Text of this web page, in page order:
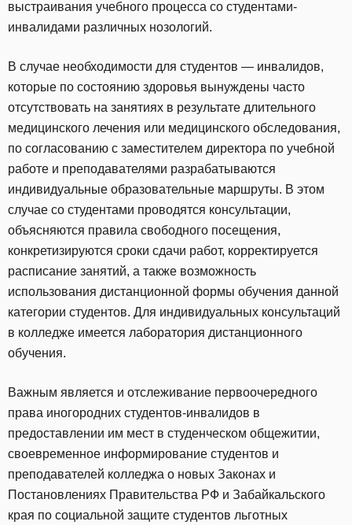
выстраивания учебного процесса со студентами-
инвалидами различных нозологий.
В случае необходимости для студентов — инвалидов,
которые по состоянию здоровья вынуждены часто
отсутствовать на занятиях в результате длительного
медицинского лечения или медицинского обследования,
по согласованию с заместителем директора по учебной
работе и преподавателями разрабатываются
индивидуальные образовательные маршруты. В этом
случае со студентами проводятся консультации,
объясняются правила свободного посещения,
конкретизируются сроки сдачи работ, корректируется
расписание занятий, а также возможность
использования дистанционной формы обучения данной
категории студентов. Для индивидуальных консультаций
в колледже имеется лаборатория дистанционного
обучения.
Важным является и отслеживание первоочередного
права иногородних студентов-инвалидов в
предоставлении им мест в студенческом общежитии,
своевременное информирование студентов и
преподавателей колледжа о новых Законах и
Постановлениях Правительства РФ и Забайкальского
края по социальной защите студентов льготных